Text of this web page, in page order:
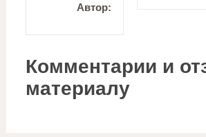
Автор:
Комментарии и
материалу